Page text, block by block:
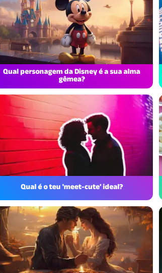
Qual personagem da Disney é a sua alma
gêmea?
Qual é o teu 'meet-cute' ideal?